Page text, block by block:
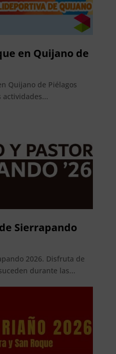
en Quijano de
Quijano de Piélagos
actividades...
Sierrapando
2026. Disfruta de
durante las...